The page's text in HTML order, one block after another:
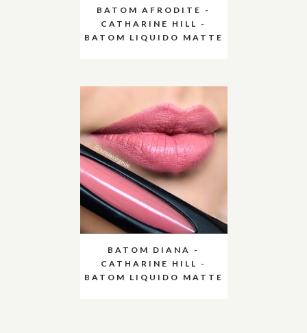
BATOM AFRODITE -
CATHARINE HILL -
BATOM LIQUIDO MATTE
BATOM DIANA -
CATHARINE HILL -
BATOM LIQUIDO MATTE